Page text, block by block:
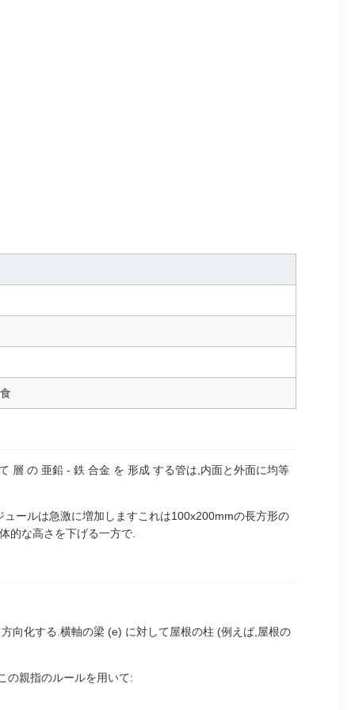
層 の 亜鉛 - 鉄 合金 を 形成 する管は,内面と外面に均等
ールは急激に増加しますこれは100x200mmの長方形の
的な高さを下げる一方で.
向化する.横軸の梁 (e) に対して屋根の柱 (例えば,屋根の
の親指のルールを用いて: